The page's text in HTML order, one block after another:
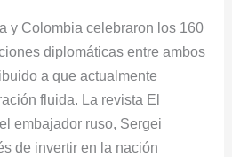
y Colombia celebraron los 160
diplomáticas entre ambos
a que actualmente
fluida. La revista El
embajador ruso, Sergei
de invertir en la nación